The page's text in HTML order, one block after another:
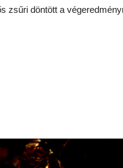
zsűri döntött a